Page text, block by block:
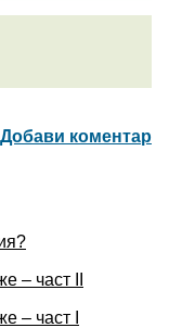
Добави коментар
– част II
– част I